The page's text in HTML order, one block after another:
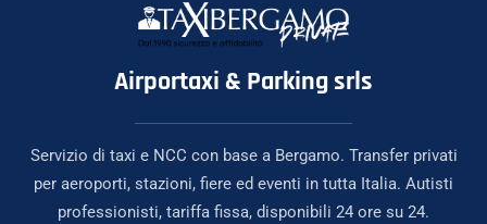
Airportaxi & Parking srls
Servizio di taxi e NCC con base a Bergamo. Transfer privati
per aeroporti, stazioni, fiere ed eventi in tutta Italia. Autisti
professionisti, tariffa fissa, disponibili 24 ore su 24.